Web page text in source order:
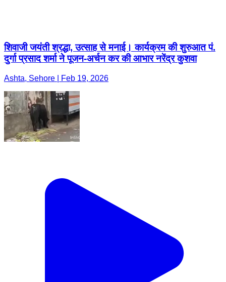
शिवाजी जयंती श्रद्धा, उत्साह से मनाई। कार्यक्रम की शुरुआत पं.
दुर्गा प्रसाद शर्मा ने पूजन-अर्चन कर की आभार नरेंद्र कुशवा
Ashta, Sehore | Feb 19, 2026